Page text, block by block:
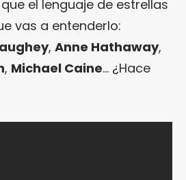
el lenguaje de estrellas
vas a entenderlo:
, Anne Hathaway,
, Michael Caine… ¿Hace